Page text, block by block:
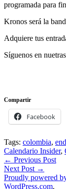
programada para
Kronos será la
Adquiere tus
Síguenos en
Compartir
Facebook
Tags: colombia,
Calendario Insider,
Post
navigation
← Previous Post
Next Post →
Proudly powered
WordPress.com.